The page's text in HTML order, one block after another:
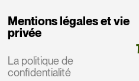
Mentions légales et vie
privée
La politique de
confidentialité